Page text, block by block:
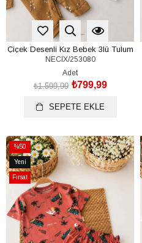
Çiçek Desenli Kız Bebek 3lü Tulum
(%100 Pamuk)(0-3/3-6 Ay)
NECIX/253080
Adet
₺799,99
₺1.599,99
SEPETE EKLE
%50
İndirim
%50İndirim
Yeni
Ürün
Fırsat
Ürünü